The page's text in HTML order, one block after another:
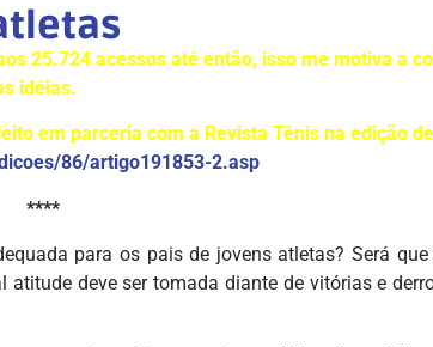
25.724 acessos até então, isso me motiva a
idéias.
em parceria com a Revista Tênis na edição
86/artigo191853-2.asp
****
para os pais de jovens atletas? Será que
deve ser tomada diante de vitórias e